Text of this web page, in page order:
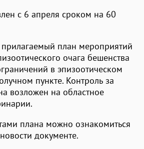
с 6 апреля сроком на 60
план мероприятий
очага бешенства
в эпизоотическом
пункте. Контроль за
возложен на областное
плана можно ознакомиться
документе.